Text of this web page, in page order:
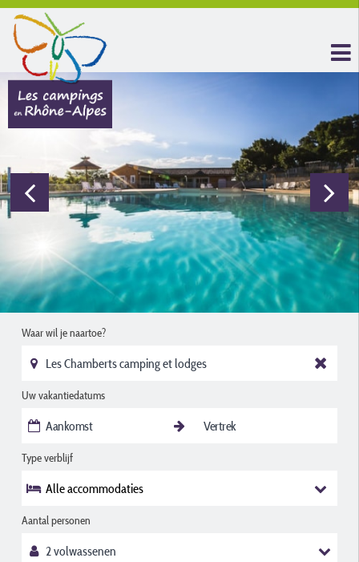
Waar wil je naartoe?
Uw vakantiedatums
Type verblijf
Alle accommodaties
Aantal personen